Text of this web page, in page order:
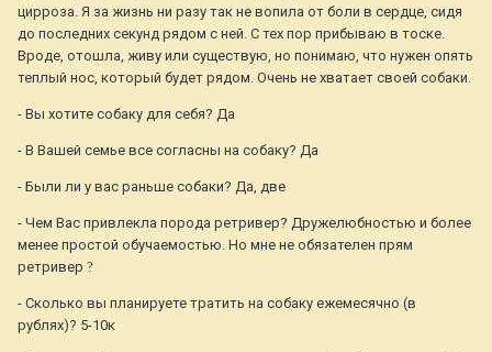
цирроза. Я за жизнь ни разу так не вопила от боли в сердце, сидя
до последних секунд рядом с ней. С тех пор прибываю в тоске.
Вроде, отошла, живу или существую, но понимаю, что нужен опять
теплый нос, который будет рядом. Очень не хватает своей собаки.
- Вы хотите собаку для себя? Да
- В Вашей семье все согласны на собаку? Да
- Были ли у вас раньше собаки? Да, две
- Чем Вас привлекла порода ретривер? Дружелюбностью и более
менее простой обучаемостью. Но мне не обязателен прям
ретривер ?
- Сколько вы планируете тратить на собаку ежемесячно (в
рублях)? 5-10к